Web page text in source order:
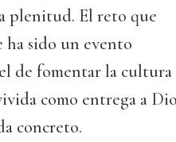
plenitud. El reto que
ha sido un evento
de fomentar la cultura
como entrega a
concreto.